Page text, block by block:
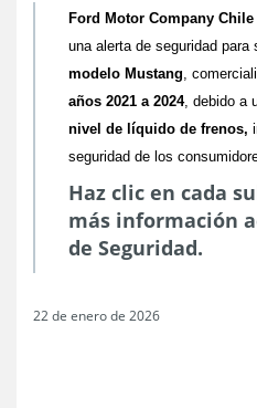
Ford Motor Company Chile
una alerta de seguridad
modelo Mustang ,
años 2021 a 2024, debido a
nivel de líquido de frenos,
seguridad de los
Haz clic en cada
más información
de Seguridad.
22 de enero de 2026